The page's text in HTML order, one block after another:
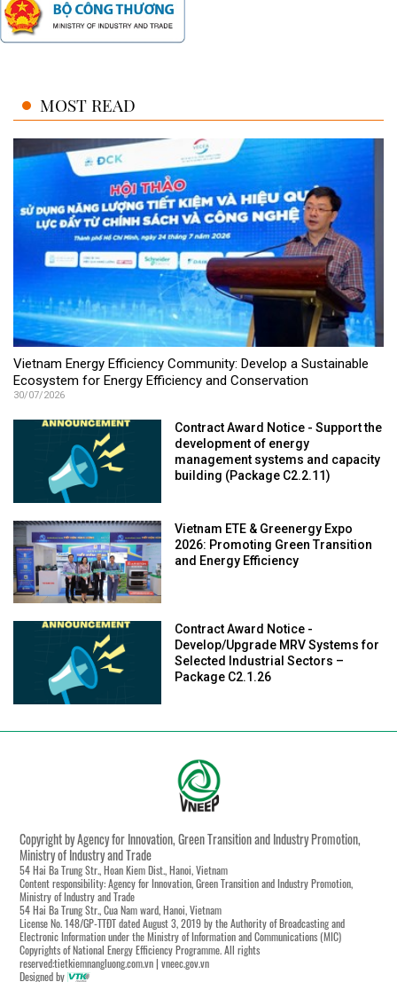
MOST READ
Vietnam Energy Efficiency Community: Develop a Sustainable
Ecosystem for Energy Efficiency and Conservation
30/07/2026
Contract Award Notice - Support the
development of energy
management systems and capacity
building (Package C2.2.11)
Vietnam ETE & Greenergy Expo
2026: Promoting Green Transition
and Energy Efficiency
Contract Award Notice -
Develop/Upgrade MRV Systems for
Selected Industrial Sectors –
Package C2.1.26
Copyright by Agency for Innovation, Green Transition and Industry Promotion,
Ministry of Industry and Trade
54 Hai Ba Trung Str., Hoan Kiem Dist., Hanoi, Vietnam
Content responsibility: Agency for Innovation, Green Transition and Industry Promotion,
Ministry of Industry and Trade
54 Hai Ba Trung Str., Cua Nam ward, Hanoi, Vietnam
License No. 148/GP-TTĐT dated August 3, 2019 by the Authority of Broadcasting and
Electronic Information under the Ministry of Information and Communications (MIC)
Copyrights of National Energy Efficiency Programme. All rights
reserved:tietkiemnangluong.com.vn | vneec.gov.vn
Designed by